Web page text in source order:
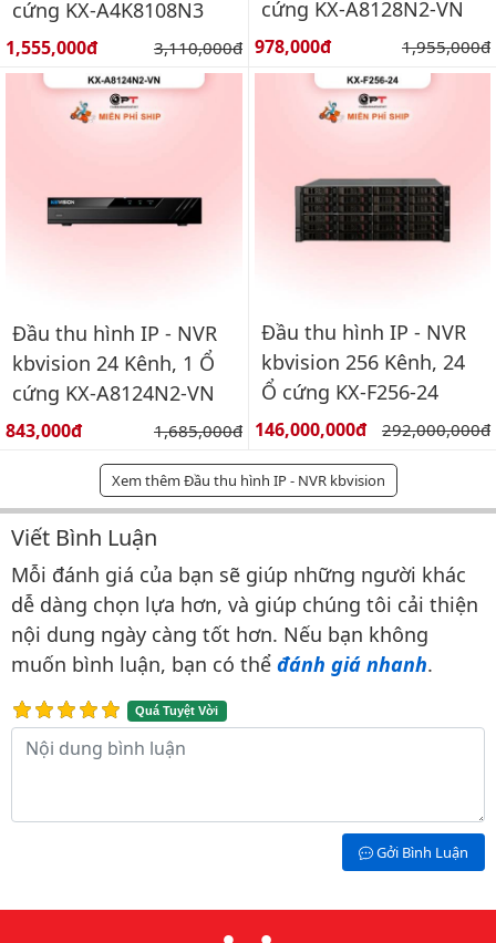
cứng KX-A4K8108N3
Giá bán:
1,555,000đ Giá gốc:
3,110,000đ
cứng KX-A8128N2-VN
Giá bán:
978,000đ Giá gốc:
1,955,000đ
Đầu thu hình IP - NVR
kbvision 24 Kênh, 1 Ổ
cứng KX-A8124N2-VN
Giá bán:
843,000đ Giá gốc:
1,685,000đ
Đầu thu hình IP - NVR
kbvision 256 Kênh, 24
Ổ cứng KX-F256-24
Giá bán:
146,000,000đ Giá gốc:
292,000,000đ
Xem thêm Đầu thu hình IP - NVR kbvision
Bình luận & Đánh giá
Viết Bình Luận
Mỗi đánh giá của bạn sẽ giúp những người khác
dễ dàng chọn lựa hơn, và giúp chúng tôi cải thiện
nội dung ngày càng tốt hơn. Nếu bạn không
muốn bình luận, bạn có thể đánh giá nhanh.
Quá Tuyệt Vời
Nội dung bình luận
Gởi Bình Luận